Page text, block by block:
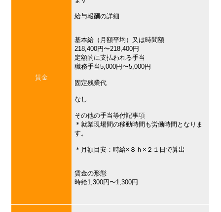
賃金
給与報酬の詳細
基本給（月額平均）又は時間額
218,400円〜218,400円
定額的に支払われる手当
職務手当5,000円〜5,000円
固定残業代
なし
その他の手当等付記事項
＊就業現場間の移動時間も労働時間となりま
す。
＊月額目安：時給×８ｈ×２１日で算出
賃金の形態
時給1,300円〜1,300円